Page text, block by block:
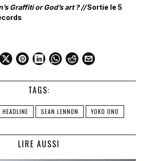
Graffiti or God’s art ? //Sortie le 5
TAGS:
HEADLINE SEAN LENNON YOKO ONO
LIRE AUSSI